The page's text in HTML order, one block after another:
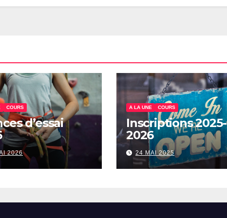
COURS
d’essai
2026
A LA UNE COURS
Inscriptions 2025-
2026
24 MAI 2025